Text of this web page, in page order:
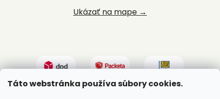
Táto webstránka používa súbory cookies.
Ukázať na mape →